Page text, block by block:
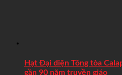
Hạt Đại diện Tông tòa
gần 90 năm truyền giáo